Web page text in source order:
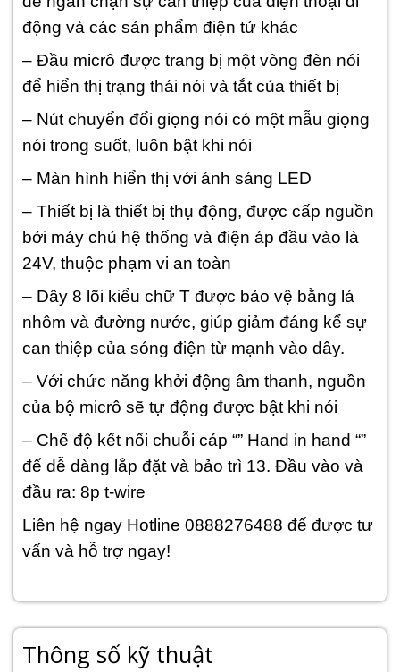
động và các sản phẩm điện tử khác
– Đầu micrô được trang bị một vòng đèn nói
để hiển thị trạng thái nói và tắt của thiết bị
– Nút chuyển đổi giọng nói có một mẫu giọng
nói trong suốt, luôn bật khi nói
– Màn hình hiển thị với ánh sáng LED
– Thiết bị là thiết bị thụ động, được cấp nguồn
bởi máy chủ hệ thống và điện áp đầu vào là
24V, thuộc phạm vi an toàn
– Dây 8 lõi kiểu chữ T được bảo vệ bằng lá
nhôm và đường nước, giúp giảm đáng kể sự
can thiệp của sóng điện từ mạnh vào dây.
– Với chức năng khởi động âm thanh, nguồn
của bộ micrô sẽ tự động được bật khi nói
– Chế độ kết nối chuỗi cáp “” Hand in hand “”
để dễ dàng lắp đặt và bảo trì 13. Đầu vào và
đầu ra: 8p t-wire
Liên hệ ngay Hotline 0888276488 để được tư
vấn và hỗ trợ ngay!
Thông số kỹ thuật